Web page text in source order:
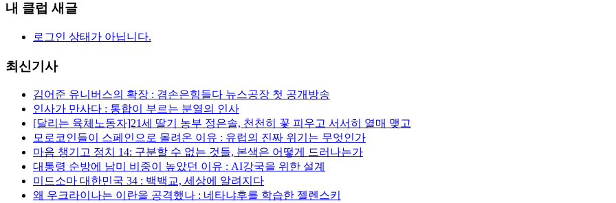
내 클럽 새글
로그인 상태가 아닙니다.
최신기사
김어준 유니버스의 확장 : 겸손은힘들다 뉴스공장 첫 공개방송
인사가 만사다 : 통합이 부르는 분열의 인사
[달리는 육체노동자]21세 딸기 농부 정은솔, 천천히 꽃 피우고 서서히 열매 맺고
모로코인들이 스페인으로 몰려온 이유 : 유럽의 진짜 위기는 무엇인가
마음 챙기고 정치 14: 구분할 수 없는 것들, 본색은 어떻게 드러나는가
대통령 순방에 남미 비중이 높았던 이유 : AI강국을 위한 설계
미드소마 대한민국 34 : 백백교, 세상에 알려지다
왜 우크라이나는 이란을 공격했나 : 네타냐후를 학습한 젤렌스키